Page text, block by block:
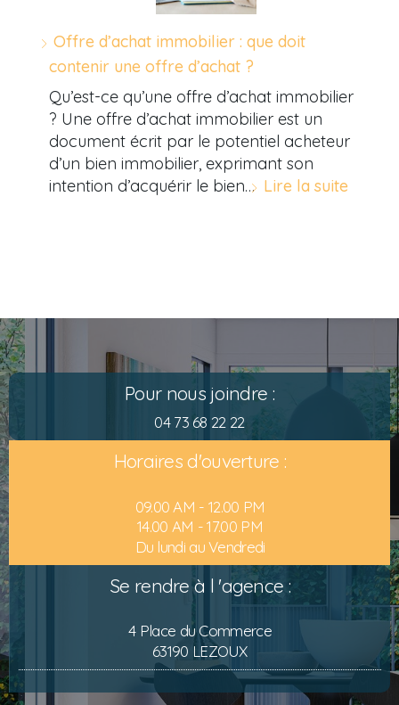
Offre d’achat immobilier : que doit
contenir une offre d’achat ?
Qu’est-ce qu’une offre d’achat immobilier
? Une offre d’achat immobilier est un
document écrit par le potentiel acheteur
d’un bien immobilier, exprimant son
intention d’acquérir le bien… Lire la suite
Pour nous joindre :
04 73 68 22 22
Horaires d'ouverture :
09.00 AM - 12.00 PM
14.00 AM - 17.00 PM
Du lundi au Vendredi
Se rendre à l 'agence :
4 Place du Commerce
63190 LEZOUX